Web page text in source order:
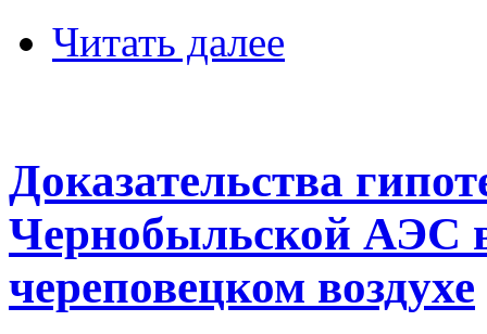
Читать далее
Доказательства
Чернобыльской АЭС
череповецком воздухе